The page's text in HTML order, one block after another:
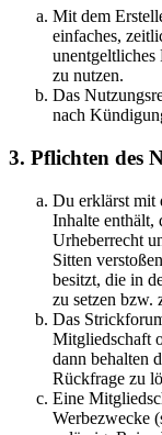
Mit dem
einfaches,
unentgeltliches
zu nutzen.
Das
nach
3. Pflichten des
Du erklärst mit
Inhalte enthält,
Urheberrecht
Sitten
besitzt, die in
zu setzen bzw.
Das
Mitgliedschaft
dann behalten
Rückfrage zu
Eine
Werbezwecke